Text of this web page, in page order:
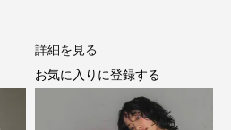
詳細を見る
お気に入りに登録する